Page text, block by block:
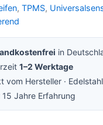
,TPMS,
in
1–2 Werktage
vom Hersteller ·
Jahre Erfahrung